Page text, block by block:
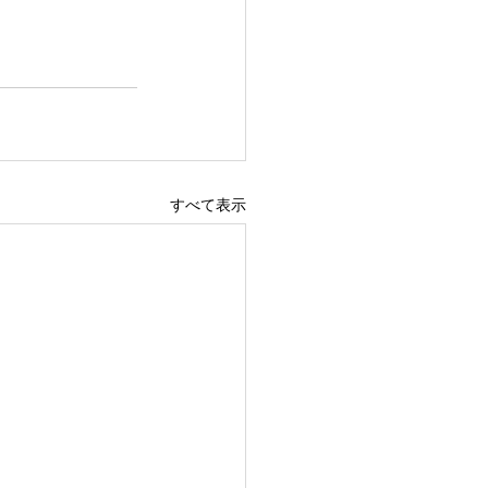
すべて表示